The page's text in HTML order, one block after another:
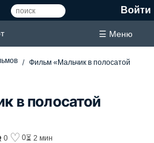
Войти
☰ Меню
Фильм «Мальчик в полосатой
в полосатой
0 ♡ 0⏳ 2 мин